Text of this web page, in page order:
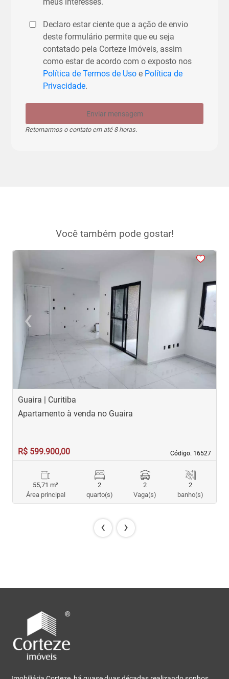
meus interesses.
Declaro estar ciente que a ação de envio
deste formulário permite que eu seja
contatado pela Corteze Imóveis, assim
como estar de acordo com o exposto nos
Política de Termos de Uso e Política de
Privacidade.
Enviar mensagem
Retornarmos o contato em até 8 horas.
Você também pode gostar!
‹Previous ›
Next
Guaira | Curitiba
Código. 16527
Código. 16527
Apartamento à venda no Guaira
R$ 599.900,00
55,71 m²
Área principal
2
quarto(s)
2
Vaga(s)
2
banho(s)
‹ ›